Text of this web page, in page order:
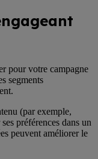
pour votre campagne
segments
(par exemple,
préférences dans un
peuvent améliorer le